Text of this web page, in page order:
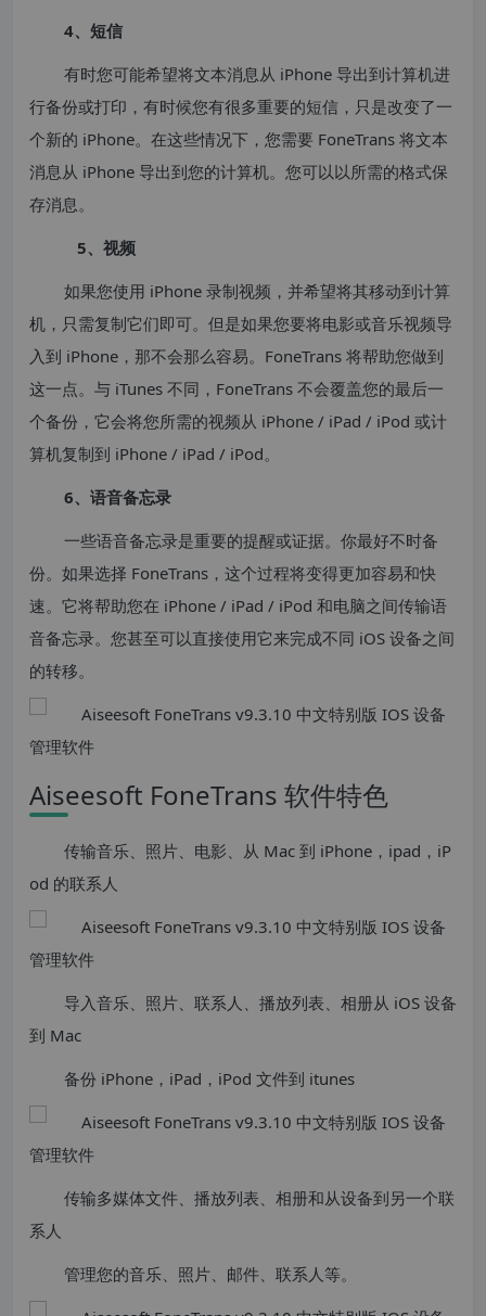
4、短信
有时您可能希望将文本消息从 iPhone 导出到计算机进
行备份或打印，有时候您有很多重要的短信，只是改变了一
个新的 iPhone。在这些情况下，您需要 FoneTrans 将文本
消息从 iPhone 导出到您的计算机。您可以以所需的格式保
存消息。
5、视频
如果您使用 iPhone 录制视频，并希望将其移动到计算
机，只需复制它们即可。但是如果您要将电影或音乐视频导
入到 iPhone，那不会那么容易。FoneTrans 将帮助您做到
这一点。与 iTunes 不同，FoneTrans 不会覆盖您的最后一
个备份，它会将您所需的视频从 iPhone / iPad / iPod 或计
算机复制到 iPhone / iPad / iPod。
6、语音备忘录
一些语音备忘录是重要的提醒或证据。你最好不时备
份。如果选择 FoneTrans，这个过程将变得更加容易和快
速。它将帮助您在 iPhone / iPad / iPod 和电脑之间传输语
音备忘录。您甚至可以直接使用它来完成不同 iOS 设备之间
的转移。
Aiseesoft FoneTrans 软件特色
传输音乐、照片、电影、从 Mac 到 iPhone，ipad，iP
od 的联系人
导入音乐、照片、联系人、播放列表、相册从 iOS 设备
到 Mac
备份 iPhone，iPad，iPod 文件到 itunes
传输多媒体文件、播放列表、相册和从设备到另一个联
系人
管理您的音乐、照片、邮件、联系人等。